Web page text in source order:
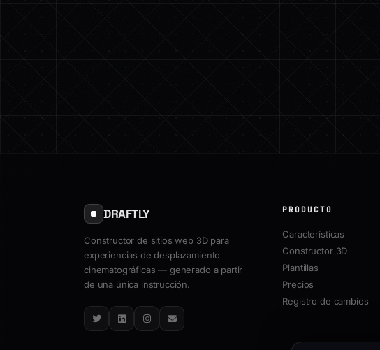
DRAFTLY
Constructor de sitios web 3D para
experiencias de desplazamiento
cinematográficas — generado a partir
de una única instrucción.
TwitterLinkedInInstagram
Email
PRODUCTO
Características
Constructor 3D
Plantillas
Precios
Registro de cambios